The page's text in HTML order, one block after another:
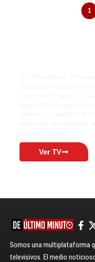
1
Ver TV
Somos una multiplataforma
televisivos. El medio